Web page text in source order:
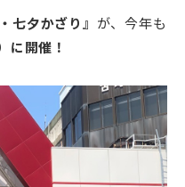
七夕かざり』 が、今年も
に開催！